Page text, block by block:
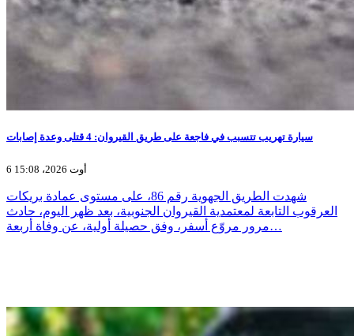
سيارة تهريب تتسبب في فاجعة على طريق القيروان: 4 قتلى وعدة إصابات
6 أوت 2026، 15:08
شهدت الطريق الجهوية رقم 86، على مستوى عمادة بريكات
العرقوب التابعة لمعتمدية القيروان الجنوبية، بعد ظهر اليوم، حادث
مرور مروّع أسفر، وفق حصيلة أولية، عن وفاة أربعة…